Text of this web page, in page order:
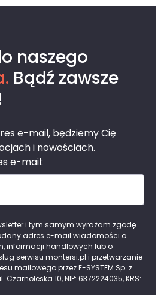
naszego
Bądź zawsze
e-mail, będziemy Cię
i nowościach.
e-mail:
i tym samym wyrażam zgodę
adres e-mail wiadomości o
informacji handlowych lub o
serwisu montersi.pl i przetwarzanie
mailowego przez E-SYSTEM Sp. z
10, NIP: 6372224035, KRS: